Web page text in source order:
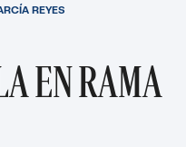
EN RAMA
REYES